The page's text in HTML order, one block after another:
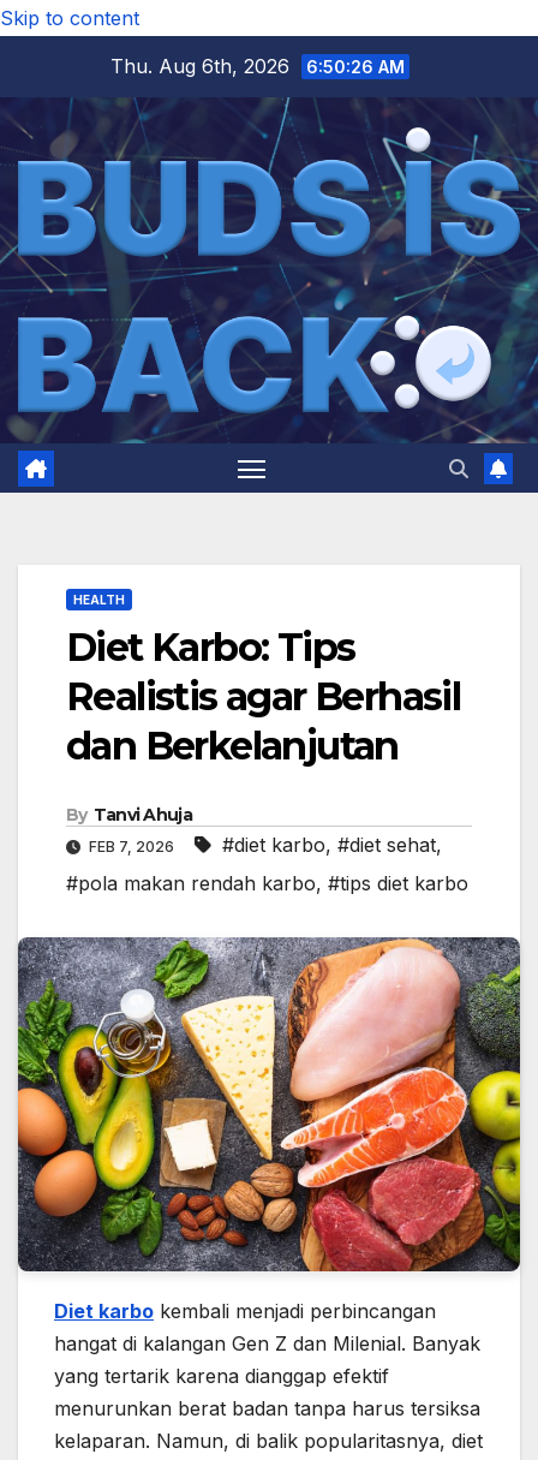
Skip to content
Thu. Aug 6th, 2026
6:50:28 AM
HEALTH
Diet Karbo: Tips
Realistis agar Berhasil
dan Berkelanjutan
By Tanvi Ahuja
FEB 7, 2026 #diet karbo, #diet sehat,
#pola makan rendah karbo, #tips diet karbo
Diet karbo kembali menjadi perbincangan
hangat di kalangan Gen Z dan Milenial. Banyak
yang tertarik karena dianggap efektif
menurunkan berat badan tanpa harus tersiksa
kelaparan. Namun, di balik popularitasnya, diet